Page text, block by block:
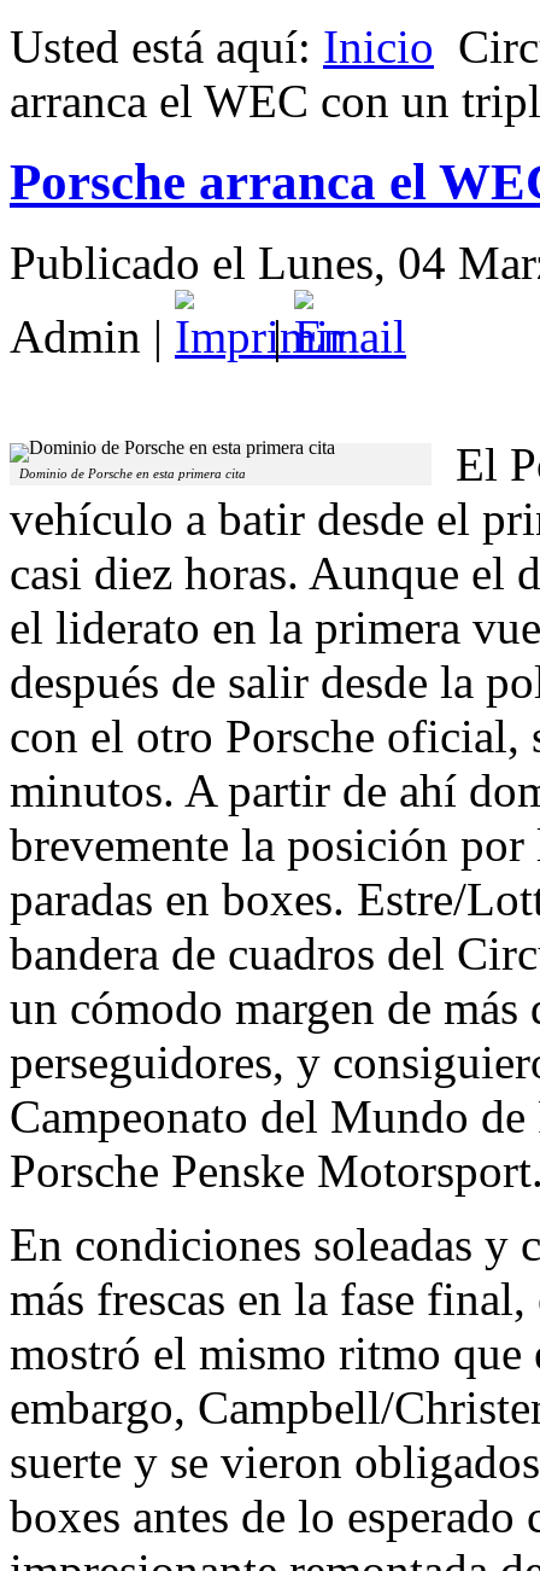
Usted está aquí: Inicio
arranca el WEC con un
Porsche arranca el
Publicado el Lunes, 04
Admin | |
Dominio de Porsche en esta primera cita
El
vehículo a batir desde el
casi diez horas. Aunque el
el liderato en la primera
después de salir desde la
con el otro Porsche oficial,
minutos. A partir de ahí
brevemente la posición
paradas en boxes. Estre/
bandera de cuadros del
un cómodo margen de más
perseguidores, y
Campeonato del Mundo
Porsche Penske
En condiciones soleadas y
más frescas en la fase
mostró el mismo ritmo
embargo, Campbell/
suerte y se vieron
boxes antes de lo